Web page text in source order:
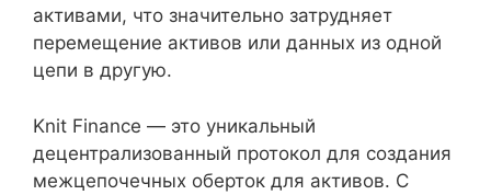
активами, что значительно затрудняет
перемещение активов или данных из одной
цепи в другую.
Knit Finance — это уникальный
децентрализованный протокол для создания
межцепочечных оберток для активов. С